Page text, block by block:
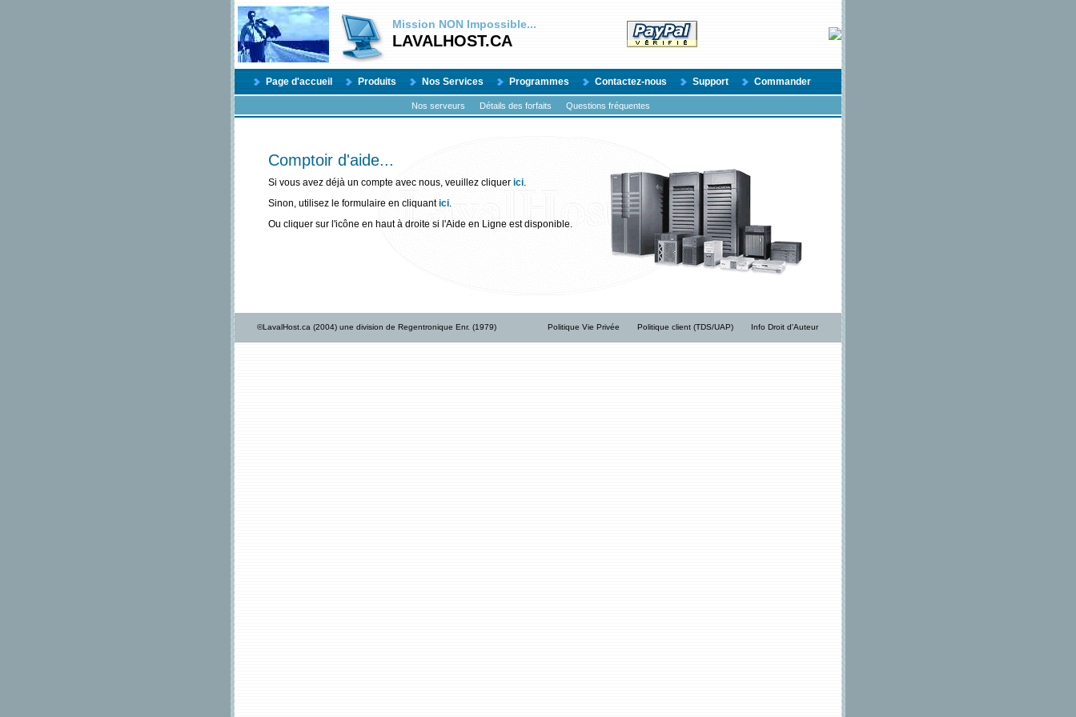
Mission NON Impossible...
LAVALHOST.CA
Page d'accueil Produits Nos Services Programmes Contactez-nous Support Commander
Nos serveurs Détails des forfaits Questions fréquentes
Comptoir d'aide...
Si vous avez déjà un compte avec nous, veuillez cliquer ici.
Sinon, utilisez le formulaire en cliquantici.
Ou cliquer sur l'icône en haut à droite si l'Aide en Ligne est disponible.
©LavalHost.ca (2004) une division de Regentronique Enr. (1979) Politique Vie Privée Politique client (TDS/UAP) Info Droit d'Auteur